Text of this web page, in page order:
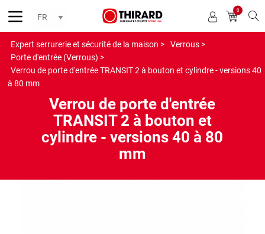
0
Expert serrurerie et sécurité de la maison >
Verrous >
Porte d'entrée (Verrous) >
Verrou de porte d'entrée TRANSIT 2 à bouton et cylindre - versions 40
à 80 mm
Verrou de porte d'entrée
TRANSIT 2 à bouton et
cylindre - versions 40 à 80
mm